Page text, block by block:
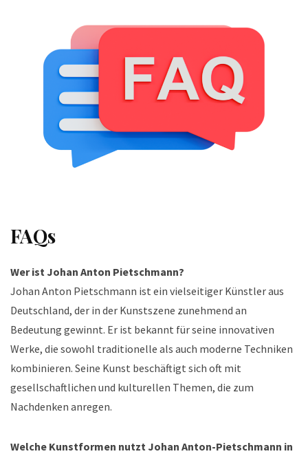
FAQs
Wer ist Johan Anton Pietschmann?
Johan Anton Pietschmann ist ein vielseitiger Künstler aus
Deutschland, der in der Kunstszene zunehmend an
Bedeutung gewinnt. Er ist bekannt für seine innovativen
Werke, die sowohl traditionelle als auch moderne Techniken
kombinieren. Seine Kunst beschäftigt sich oft mit
gesellschaftlichen und kulturellen Themen, die zum
Nachdenken anregen.
Welche Kunstformen nutzt Johan Anton-Pietschmann in